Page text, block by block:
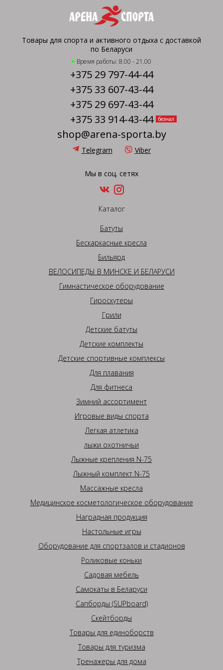
Товары для спорта и активного отдыха с доставкой
по Беларуси
Время работы: 8.00 - 21.00
+375 29 797-44-44
+375 33 607-43-44
+375 29 697-43-44
+375 33 914-43-44
безнал
shop@arena-sporta.by
Telegram Viber
Мы в соц. сетях
Каталог
Батуты
Бескаркасные кресла
Бильярд
ВЕЛОСИПЕДЫ В МИНСКЕ И БЕЛАРУСИ
Гимнастическое оборудование
Гироскутеры
Грили
Детские батуты
Детские комплекты
Детские спортивные комплексы
Для плавания
Для фитнеса
Зимний ассортимент
Игровые виды спорта
Легкая атлетика
лыжи охотничьи
Лыжные крепления N-75
Лыжный комплект N-75
Массажные кресла
Медицинское косметологическое оборудование
Наградная продукция
Настольные игры
Оборудование для спортзалов и стадионов
Роликовые коньки
Садовая мебель
Самокаты в Беларуси
Сапборды (SUPboard)
Скейтборды
Товары для единоборств
Товары для туризма
Тренажеры для дома